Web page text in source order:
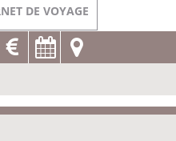
DE VOYAGE